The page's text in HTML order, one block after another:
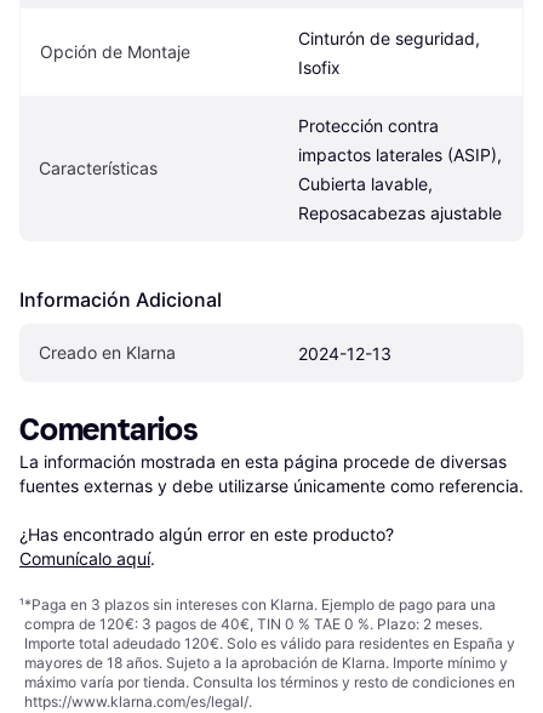
Opción de Montaje
Cinturón de seguridad,
Isofix
Características
Protección contra
impactos laterales (ASIP),
Cubierta lavable,
Reposacabezas ajustable
Información Adicional
Creado en Klarna 2024-12-13
Comentarios
La información mostrada en esta página procede de diversas
fuentes externas y debe utilizarse únicamente como referencia.
¿Has encontrado algún error en este producto?
Comunícalo aquí.
¹*Paga en 3 plazos sin intereses con Klarna. Ejemplo de pago para una
compra de 120€: 3 pagos de 40€, TIN 0 % TAE 0 %. Plazo: 2 meses.
Importe total adeudado 120€. Solo es válido para residentes en España y
mayores de 18 años. Sujeto a la aprobación de Klarna. Importe mínimo y
máximo varía por tienda. Consulta los términos y resto de condiciones en
https://www.klarna.com/es/legal/.